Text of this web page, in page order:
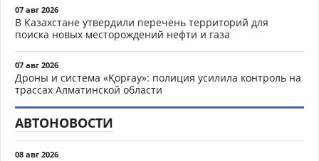
07 авг 2026
В Казахстане утвердили перечень территорий для
поиска новых месторождений нефти и газа
07 авг 2026
Дроны и система «Қорғау»: полиция усилила контроль на
трассах Алматинской области
АВТОНОВОСТИ
08 авг 2026